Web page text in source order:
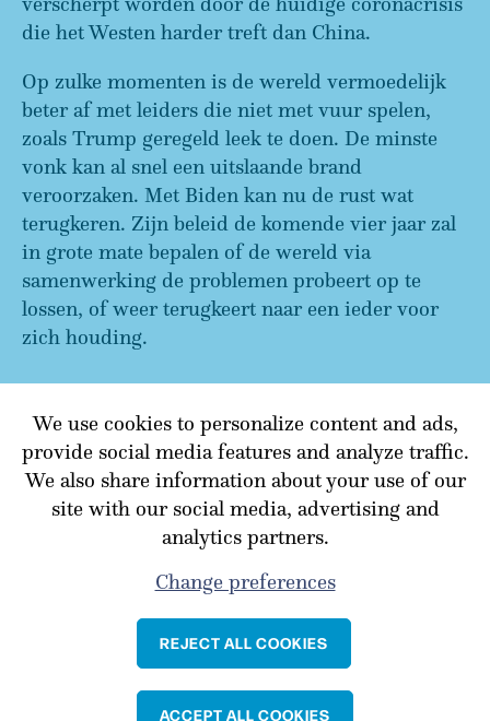
die het Westen harder treft dan China.
Op zulke momenten is de wereld vermoedelijk
beter af met leiders die niet met vuur spelen,
zoals Trump geregeld leek te doen. De minste
vonk kan al snel een uitslaande brand
veroorzaken. Met Biden kan nu de rust wat
terugkeren. Zijn beleid de komende vier jaar zal
in grote mate bepalen of de wereld via
samenwerking de problemen probeert op te
lossen, of weer terugkeert naar een ieder voor
zich houding.
TERUG NAAR OVERZICHT
Cookie policy Privacy policy
We use cookies to personalize content and ads,
provide social media features and analyze traffic.
We also share information about your use of our
site with our social media, advertising and
analytics partners.
Change preferences
REJECT ALL COOKIES
ACCEPT ALL COOKIES